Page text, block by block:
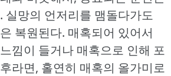
실망의 언저리를 맴돌다가도
복원된다. 매혹되어 있어서
낌이 들거나 매혹으로 인해 포
라면, 홀연히 매혹의 올가미로